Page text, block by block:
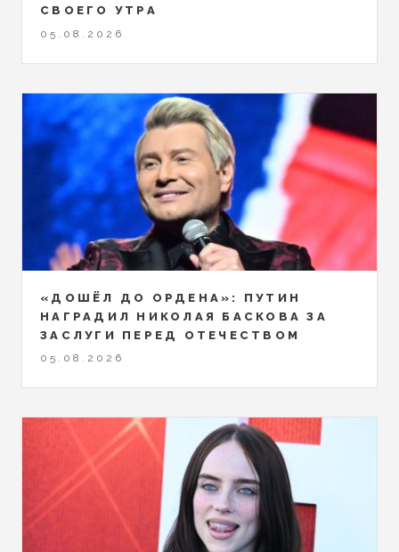
СВОЕГО УТРА
05.08.2026
«ДОШЁЛ ДО ОРДЕНА»: ПУТИН
НАГРАДИЛ НИКОЛАЯ БАСКОВА ЗА
ЗАСЛУГИ ПЕРЕД ОТЕЧЕСТВОМ
05.08.2026